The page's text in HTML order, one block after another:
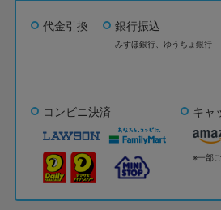
代金引換 銀行振込
みずほ銀行、 ゆうちょ銀行
コンビニ決済 キャ
※一部